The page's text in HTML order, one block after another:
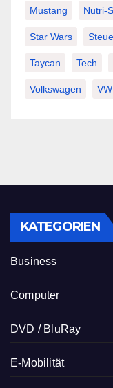
Mustang Nutri-
Star Wars
Taycan Tech
Volkswagen VW
KATEGORIEN
Business
Computer
DVD / BluRay
E-Mobilität